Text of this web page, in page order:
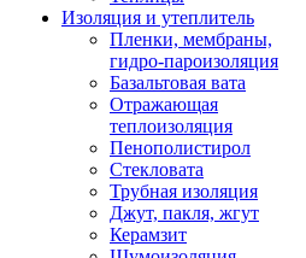
Изоляция и утеплитель
Пленки, мембраны,
гидро-пароизоляция
Базальтовая вата
Отражающая
теплоизоляция
Пенополистирол
Стекловата
Трубная изоляция
Джут, пакля, жгут
Керамзит